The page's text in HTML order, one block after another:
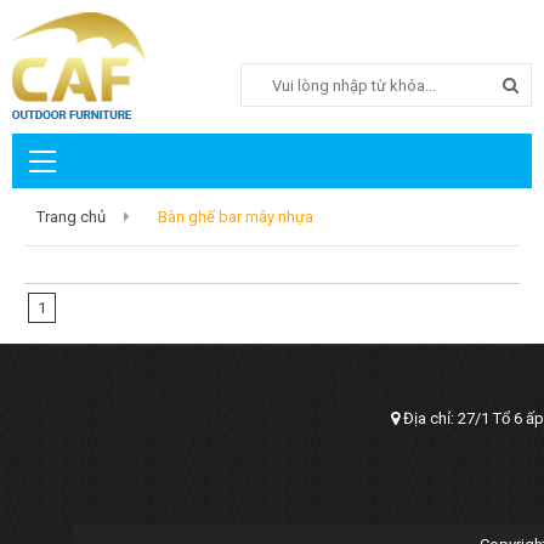
Trang chủ Bàn ghế bar mây nhựa
1
Địa chỉ: 27/1 Tổ 6 ấp